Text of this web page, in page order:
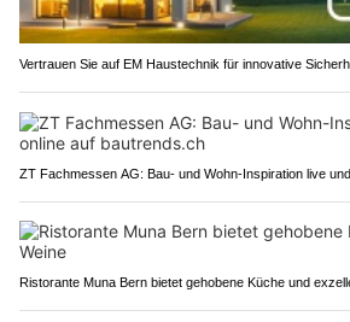
Vertrauen Sie auf EM Haustechnik für innovative
ZT Fachmessen AG: Bau- und Wohn-Inspiration live
Ristorante Muna Bern bietet gehobene Küche und